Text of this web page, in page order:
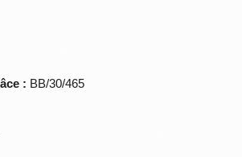
: BB/30/465